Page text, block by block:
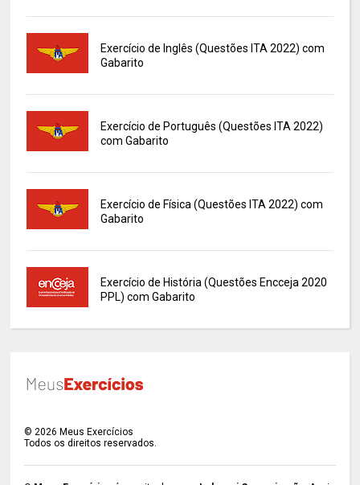
Exercício de Inglês (Questões ITA 2022) com
Gabarito
Exercício de Português (Questões ITA 2022)
com Gabarito
Exercício de Física (Questões ITA 2022) com
Gabarito
Exercício de História (Questões Encceja 2020
PPL) com Gabarito
©2026 Meus Exercícios
Todos os direitos reservados.